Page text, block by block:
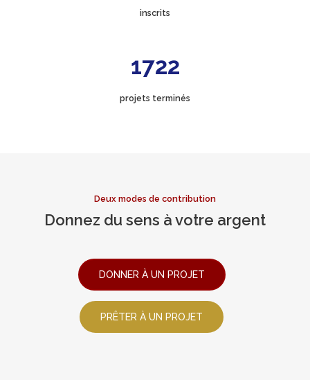
inscrits
1722
projets terminés
Deux modes de contribution
Donnez du sens à votre argent
DONNER À UN PROJET
PRÊTER À UN PROJET